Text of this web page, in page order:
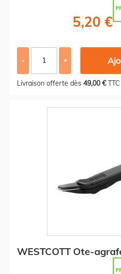
5,20 €
- +
Livraison offerte dès 49,00 €TTC
WESTCOTT Ote-